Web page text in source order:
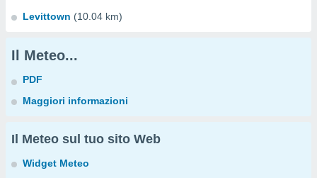
Levittown (10.04 km)
Il Meteo...
PDF
Maggiori informazioni
Il Meteo sul tuo sito Web
Widget Meteo